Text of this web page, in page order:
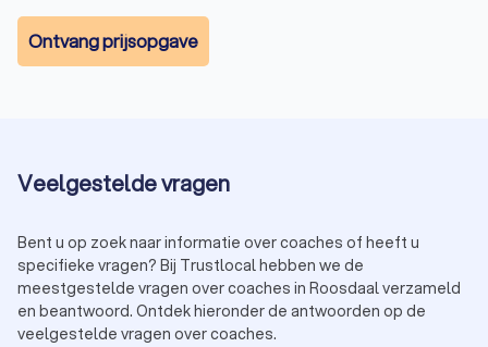
Ontvang prijsopgave
Veelgestelde vragen
Bent u op zoek naar informatie over coaches of heeft u
specifieke vragen? Bij Trustlocal hebben we de
meestgestelde vragen over coaches in Roosdaal verzameld
en beantwoord. Ontdek hieronder de antwoorden op de
veelgestelde vragen over coaches.